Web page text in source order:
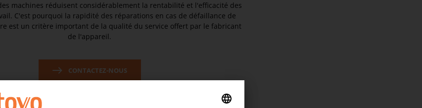
machines réduisent considérablement la rentabilité et l'efficacité des
C'est pourquoi la rapidité des réparations en cas de défaillance de
est un critère important de la qualité du service offert par le fabricant
de l'appareil.
CONTACTEZ-NOUS